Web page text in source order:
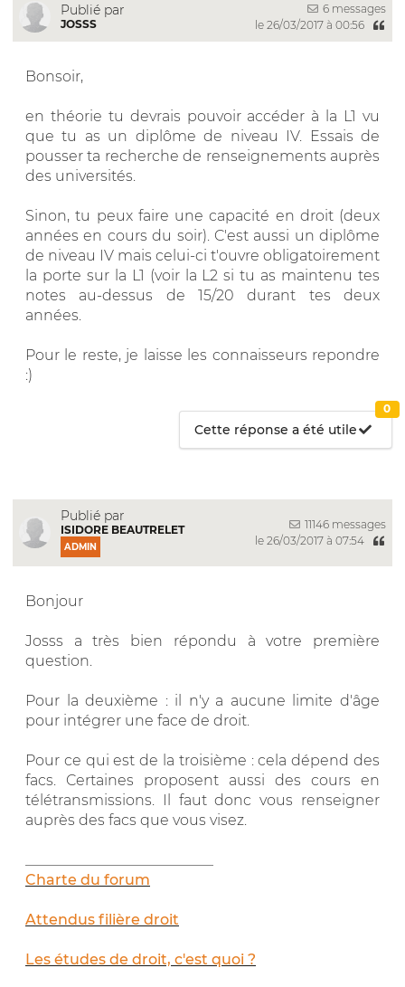
Publié par
JOSSS
6 messages
le 26/03/2017 à 00:56
Bonsoir,
en théorie tu devrais pouvoir accéder à la L1 vu
que tu as un diplôme de niveau IV. Essais de
pousser ta recherche de renseignements auprès
des universités.
Sinon, tu peux faire une capacité en droit (deux
années en cours du soir). C'est aussi un diplôme
de niveau IV mais celui-ci t'ouvre obligatoirement
la porte sur la L1 (voir la L2 si tu as maintenu tes
notes au-dessus de 15/20 durant tes deux
années.
Pour le reste, je laisse les connaisseurs repondre
:)
Cette réponse a été utile
0
Publié par
ISIDORE BEAUTRELET
ADMIN
11146 messages
le 26/03/2017 à 07:54
Bonjour
Josss a très bien répondu à votre première
question.
Pour la deuxième : il n'y a aucune limite d'âge
pour intégrer une face de droit.
Pour ce qui est de la troisième : cela dépend des
facs. Certaines proposent aussi des cours en
télétransmissions. Il faut donc vous renseigner
auprès des facs que vous visez.
Charte du forum
Attendus filière droit
Les études de droit, c'est quoi ?